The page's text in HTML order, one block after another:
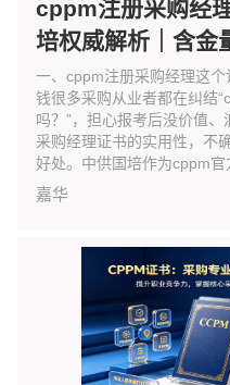
cppm注册采购经
培权威解析｜含金
一、cppm注册采购经理这
钱很多采购从业者都在纠结
吗？”，担心报考后没价值
采购经理证书的实用性，不
好处。中供国培作为cppm官
嘉华